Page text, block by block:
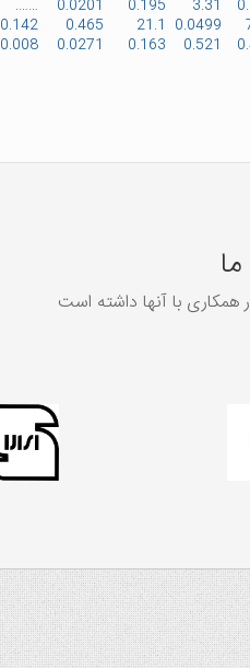
3.31
0.195
0.0201
…….
0.0499
21.1
0.465
0.142
0.521
0.163
0.0271
0.008
همکاری با آنها داشته است